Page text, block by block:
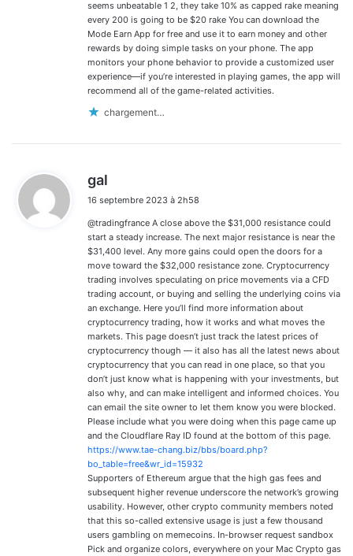
seems unbeatable 1 2, they take 10% as capped rake meaning
every 200 is going to be $20 rake You can download the
Mode Earn App for free and use it to earn money and other
rewards by doing simple tasks on your phone. The app
monitors your phone behavior to provide a customized user
experience—if you’re interested in playing games, the app will
recommend all of the game-related activities.
chargement…
gal
t
:
16 septembre 2023 à 2h58
@tradingfrance A close above the $31,000 resistance could
start a steady increase. The next major resistance is near the
$31,400 level. Any more gains could open the doors for a
move toward the $32,000 resistance zone. Cryptocurrency
trading involves speculating on price movements via a CFD
trading account, or buying and selling the underlying coins via
an exchange. Here you’ll find more information about
cryptocurrency trading, how it works and what moves the
markets. This page doesn’t just track the latest prices of
cryptocurrency though — it also has all the latest news about
cryptocurrency that you can read in one place, so that you
don’t just know what is happening with your investments, but
also why, and can make intelligent and informed choices. You
can email the site owner to let them know you were blocked.
Please include what you were doing when this page came up
and the Cloudflare Ray ID found at the bottom of this page.
https://www.tae-chang.biz/bbs/board.php?
bo_table=free&wr_id=15932
Supporters of Ethereum argue that the high gas fees and
subsequent higher revenue underscore the network’s growing
usability. However, other crypto community members noted
that this so-called extensive usage is just a few thousand
users gambling on memecoins. In-browser request sandbox
Pick and organize colors, everywhere on your Mac Crypto gas